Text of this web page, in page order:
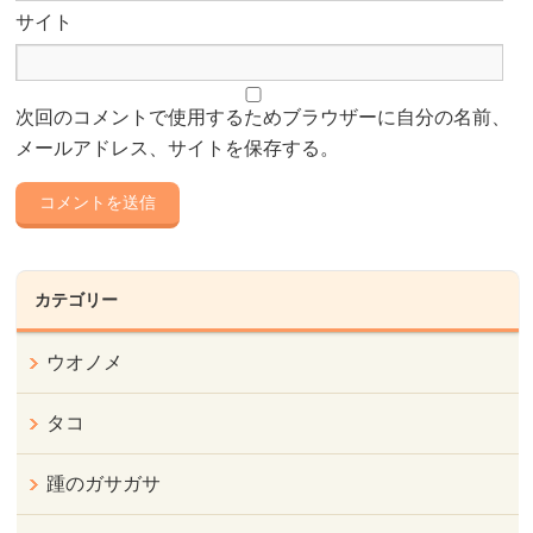
サイト
次回のコメントで使用するためブラウザーに自分の名前、
メールアドレス、サイトを保存する。
カテゴリー
ウオノメ
タコ
踵のガサガサ